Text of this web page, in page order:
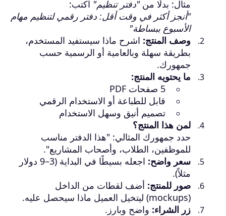
مثال: بدلًا من"دفتر تنظيم" اكتب:
"أنجز أكثر في وقت أقل: دفتر رقمي لتنظيم مهام
الأسبوع ببساطة"
وصف المنتج: اشرح ماذا سيستفيد المستخدم،
بطريقة سهلة وبالعامية أو الرسمية حسب
جمهورك.
ما يحتويه المنتج:
5 صفحات PDF
قابل للطباعة أو الاستخدام الرقمي
تصميم أنيق وسهل الاستخدام
لمن هذا المنتج؟
حدد جمهورك المثالي: "هذا الدفتر مناسب
للموظفين، الطلاب، وأصحاب المشاريع".
سعر واضح:
اجعله بسيطًا في البداية (3–9 دولار
مثلاً).
صور للمنتج: أضف لقطات من الداخل
(mockups) ليتخيل العميل ماذا سيحصل عليه.
زر الشراء: واضح وبارز.